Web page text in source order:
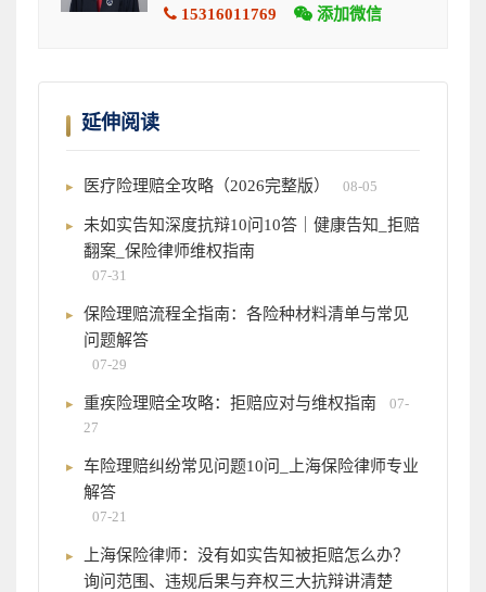
15316011769 添加微信
延伸阅读
医疗险理赔全攻略（2026完整版） 08-05
未如实告知深度抗辩10问10答｜健康告知_拒赔
翻案_保险律师维权指南
07-31
保险理赔流程全指南：各险种材料清单与常见
问题解答
07-29
重疾险理赔全攻略：拒赔应对与维权指南
07-
27
车险理赔纠纷常见问题10问_上海保险律师专业
解答
07-21
上海保险律师：没有如实告知被拒赔怎么办？
询问范围、违规后果与弃权三大抗辩讲清楚